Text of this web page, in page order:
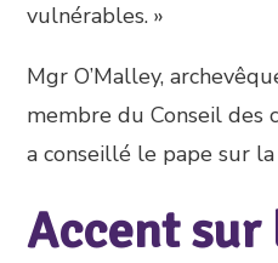
vulnérables. »
Mgr O’Malley,
membre du Conseil des
a conseillé le pape sur
Accent